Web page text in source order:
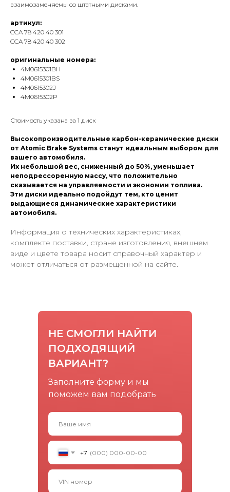
взаимозаменяемы со штатными дисками.
артикул:
CCA 78 420 40 301
CCA 78 420 40 302
оригинальные номера:
4M0615301BH
4M0615301BS
4M0615302J
4M0615302P
Стоимость указана за 1 диск
Высокопроизводительные карбон-керамические диски
от Atomic Brake Systems станут идеальным выбором для
вашего автомобиля.
Их небольшой вес, сниженный до 50%, уменьшает
неподрессоренную массу, что положительно
сказывается на управляемости и экономии топлива.
Эти диски идеально подойдут тем, кто ценит
выдающиеся динамические характеристики
автомобиля.
Информация о технических характеристиках,
комплекте поставки, стране изготовления, внешнем
виде и цвете товара носит справочный характер и
может отличаться от размещенной на сайте.
НЕ СМОГЛИ НАЙТИ
ПОДХОДЯЩИЙ
ВАРИАНТ?
Заполните форму и мы
поможем вам подобрать
+7